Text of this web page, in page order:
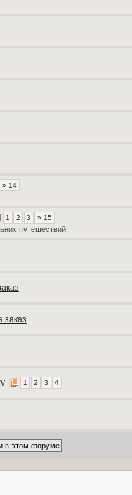
» 14
1 2 3 » 15
путешествий.
1 2 3 4